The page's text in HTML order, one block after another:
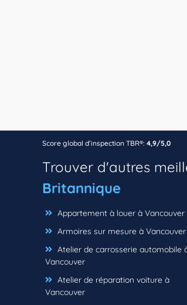
Score global d’inspection TBR®: 4,9/5,0
Trouver d'autres
Britannique
Appartement à louer à Vancouver
Armoires sur mesure à Vancouver
Atelier de carrosserie automobile
Vancouver
Atelier de réparation voiture à
Vancouver